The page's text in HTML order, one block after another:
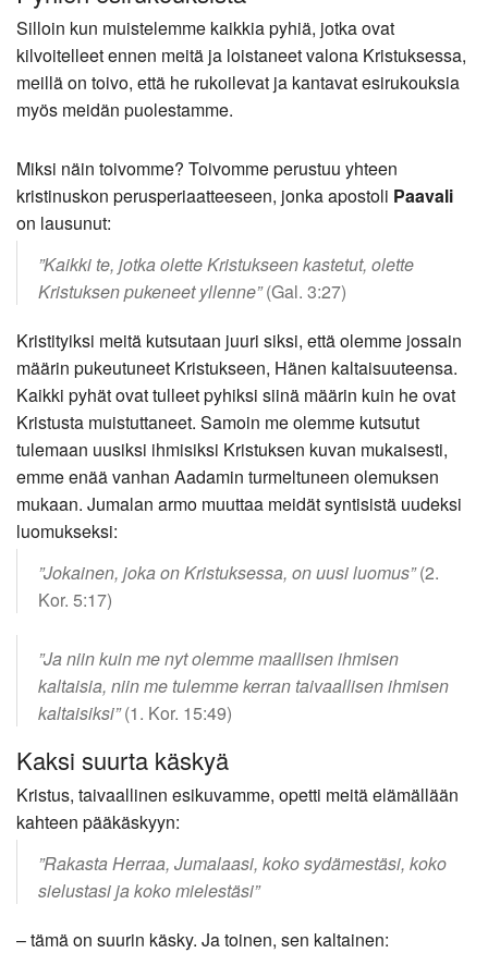
Silloin kun muistelemme kaikkia pyhiä, jotka ovat
kilvoitelleet ennen meitä ja loistaneet valona Kristuksessa,
meillä on toivo, että he rukoilevat ja kantavat esirukouksia
myös meidän puolestamme.
Miksi näin toivomme? Toivomme perustuu yhteen
kristinuskon perusperiaatteeseen, jonka apostoli Paavali
on lausunut:
”Kaikki te, jotka olette Kristukseen kastetut, olette
Kristuksen pukeneet yllenne”(Gal. 3:27)
Kristityiksi meitä kutsutaan juuri siksi, että olemme jossain
määrin pukeutuneet Kristukseen, Hänen kaltaisuuteensa.
Kaikki pyhät ovat tulleet pyhiksi siinä määrin kuin he ovat
Kristusta muistuttaneet. Samoin me olemme kutsutut
tulemaan uusiksi ihmisiksi Kristuksen kuvan mukaisesti,
emme enää vanhan Aadamin turmeltuneen olemuksen
mukaan. Jumalan armo muuttaa meidät syntisistä uudeksi
luomukseksi:
”Jokainen, joka on Kristuksessa, on uusi luomus”(2.
Kor. 5:17)
”Ja niin kuin me nyt olemme maallisen ihmisen
kaltaisia, niin me tulemme kerran taivaallisen ihmisen
kaltaisiksi”(1. Kor. 15:49)
Kaksi suurta käskyä
Kristus, taivaallinen esikuvamme, opetti meitä elämällään
kahteen pääkäskyyn:
”Rakasta Herraa, Jumalaasi, koko sydämestäsi, koko
sielustasi ja koko mielestäsi”
– tämä on suurin käsky. Ja toinen, sen kaltainen: